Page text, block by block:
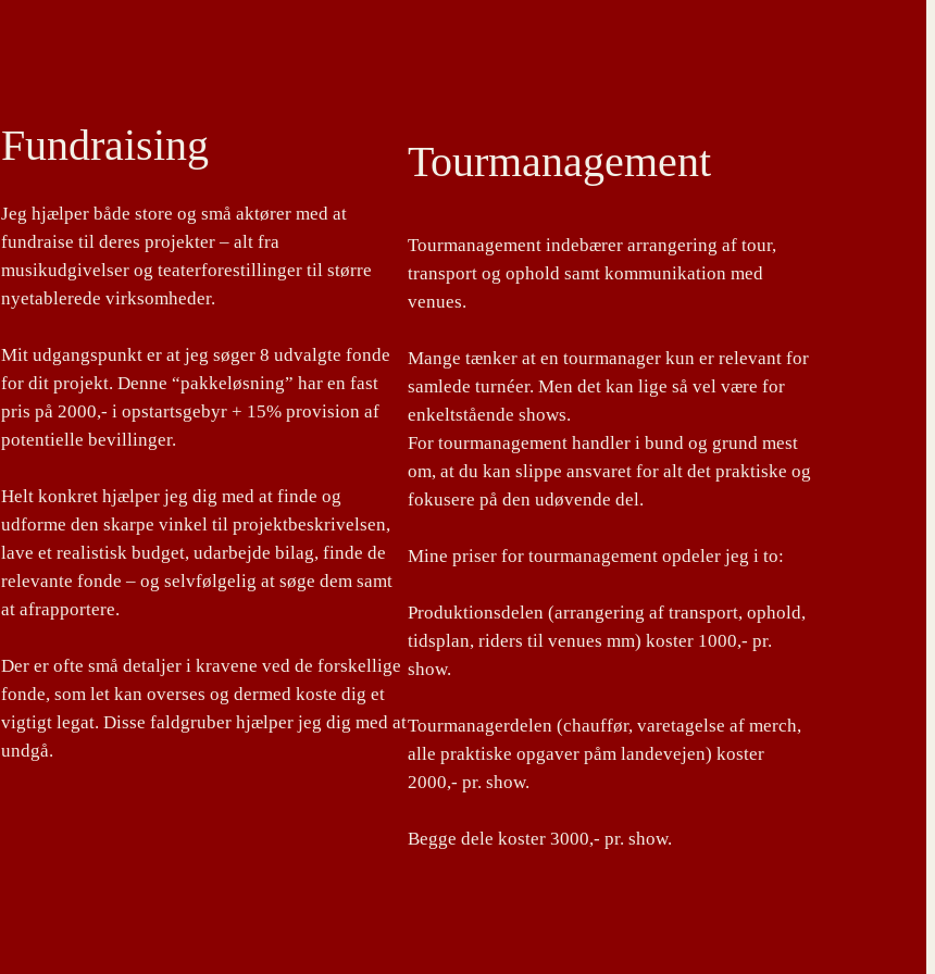
Fundraising
Jeg hjælper både store og små aktører med at
fundraise til deres projekter – alt fra
musikudgivelser og teaterforestillinger til større
nyetablerede virksomheder.
Mit udgangspunkt er at jeg søger 8 udvalgte fonde
for dit projekt. Denne “pakkeløsning” har en fast
pris på 2000,- i opstartsgebyr + 15% provision af
potentielle bevillinger.
Helt konkret hjælper jeg dig med at finde og
udforme den skarpe vinkel til projektbeskrivelsen,
lave et realistisk budget, udarbejde bilag, finde de
relevante fonde – og selvfølgelig at søge dem samt
at afrapportere.
Der er ofte små detaljer i kravene ved de forskellige
fonde, som let kan overses og dermed koste dig et
vigtigt legat. Disse faldgruber hjælper jeg dig med at
undgå.
Tourmanagement
Tourmanagement indebærer arrangering af tour,
transport og ophold samt kommunikation med
venues.
Mange tænker at en tourmanager kun er relevant for
samlede turnéer. Men det kan lige så vel være for
enkeltstående shows.
For tourmanagement handler i bund og grund mest
om, at du kan slippe ansvaret for alt det praktiske og
fokusere på den udøvende del.
Mine priser for tourmanagement opdeler jeg i to:
Produktionsdelen (arrangering af transport, ophold,
tidsplan, riders til venues mm) koster 1000,- pr.
show.
Tourmanagerdelen (chauffør, varetagelse af merch,
alle praktiske opgaver påm landevejen) koster
2000,- pr. show.
Begge dele koster 3000,- pr. show.